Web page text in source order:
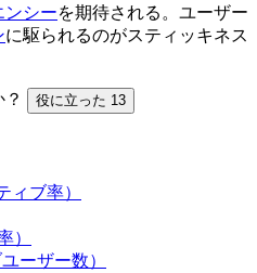
ンシーを期待される。ユーザー
に駆られるのがスティッキネス
役に立った 13
ブ率）
）
ーザー数）